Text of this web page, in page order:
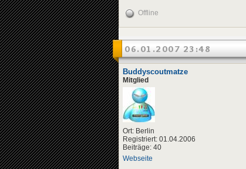
Offline
06.01.2007 23:48
Buddyscoutmatze
Mitglied
Ort: Berlin
Registriert: 01.04.2006
Beiträge: 40
Webseite